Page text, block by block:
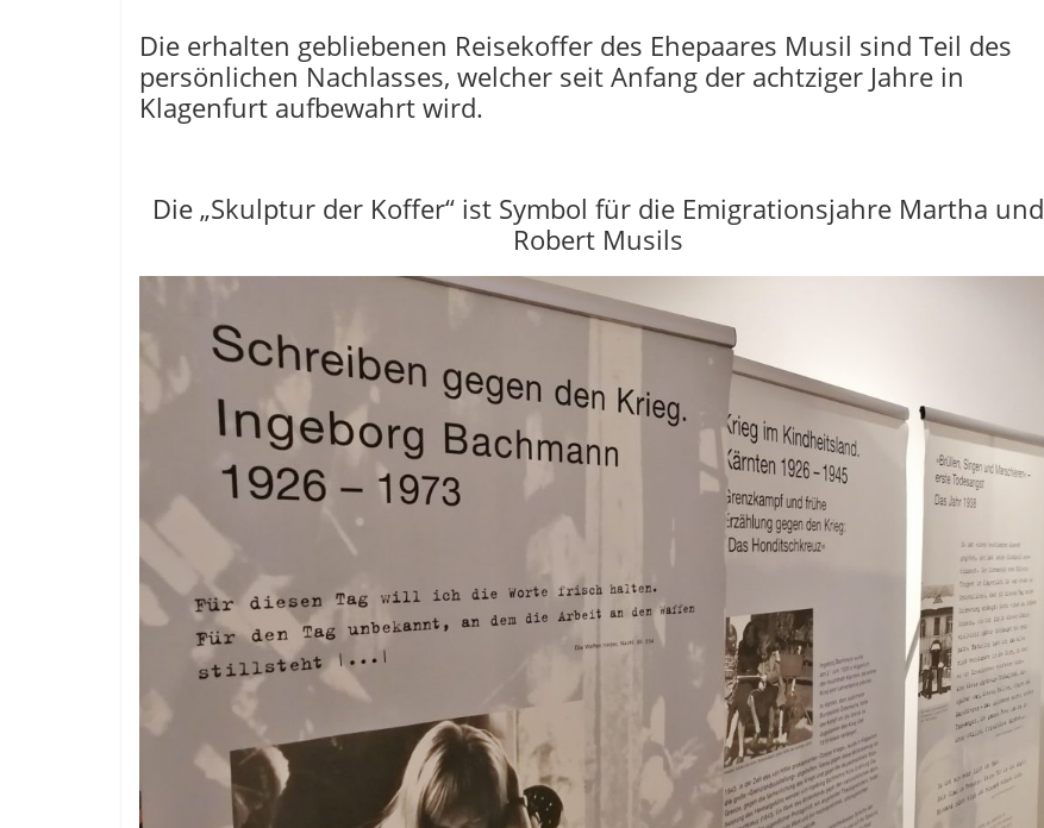
Die erhalten gebliebenen Reisekoffer des Ehepaares Musil sind Teil des
persönlichen Nachlasses, welcher seit Anfang der achtziger Jahre in
Klagenfurt aufbewahrt wird.
Die „Skulptur der Koffer“ ist Symbol für die Emigrationsjahre Martha und
Robert Musils